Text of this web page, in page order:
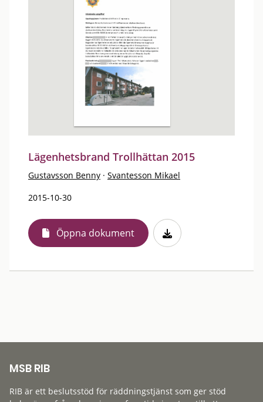
Lägenhetsbrand Trollhättan 2015
Gustavsson Benny · Svantesson Mikael
2015-10-30
Öppna dokument
MSB RIB
RIB är ett beslutsstöd för räddningstjänst som ger stöd